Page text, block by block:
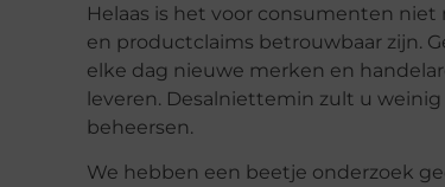
Helaas is het voor consumenten
en productclaims betrouwbaar zijn.
elke dag nieuwe merken en
leveren. Desalniettemin zult u
beheersen.
We hebben een beetje onderzoek